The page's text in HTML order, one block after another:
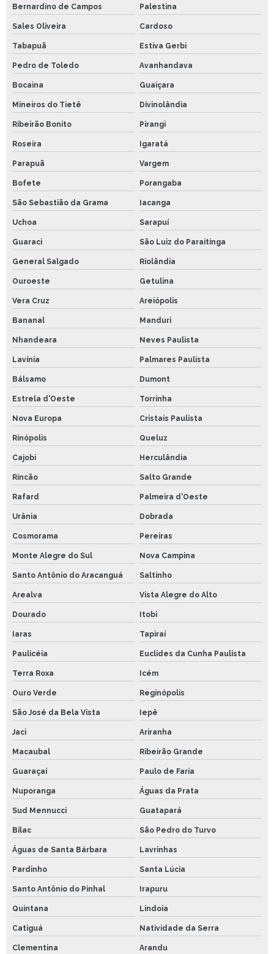
Bernardino de Campos Palestina
Sales Oliveira Cardoso
Tabapuã Estiva Gerbi
Pedro de Toledo Avanhandava
Bocaina Guaiçara
Mineiros do Tietê Divinolândia
Ribeirão Bonito Pirangi
Roseira Igaratá
Parapuã Vargem
Bofete Porangaba
São Sebastião da Grama Iacanga
Uchoa Sarapuí
Guaraci São Luiz do Paraitinga
General Salgado Riolândia
Ouroeste Getulina
Vera Cruz Areiópolis
Bananal Manduri
Nhandeara Neves Paulista
Lavínia Palmares Paulista
Bálsamo Dumont
Estrela d'Oeste Torrinha
Nova Europa Cristais Paulista
Rinópolis Queluz
Cajobi Herculândia
Rincão Salto Grande
Rafard Palmeira d'Oeste
Urânia Dobrada
Cosmorama Pereiras
Monte Alegre do Sul Nova Campina
Santo Antônio do Aracanguá Saltinho
Arealva Vista Alegre do Alto
Dourado Itobi
Iaras Tapiraí
Paulicéia Euclides da Cunha Paulista
Terra Roxa Icém
Ouro Verde Reginópolis
São José da Bela Vista Iepê
Jaci Ariranha
Macaubal Ribeirão Grande
Guaraçaí Paulo de Faria
Nuporanga Águas da Prata
Sud Mennucci Guatapará
Bilac São Pedro do Turvo
Águas de Santa Bárbara Lavrinhas
Pardinho Santa Lúcia
Santo Antônio do Pinhal Irapuru
Quintana Lindoia
Catiguá Natividade da Serra
Clementina Arandu